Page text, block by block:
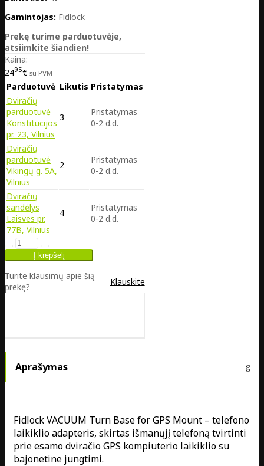
Gamintojas: Fidlock
Prekę turime parduotuvėje,
atsiimkite šiandien!
Kaina:
2495€ su PVM
Parduotuvė Likutis Pristatymas
Dviračių
parduotuvė
Konstitucijos
pr. 23, Vilnius
3
Pristatymas
0-2 d.d.
Dviračių
parduotuvė
Vikingų g. 5A,
Vilnius
2
Pristatymas
0-2 d.d.
Dviračių
sandėlys
Laisves pr.
77B, Vilnius
4
Pristatymas
0-2 d.d.
Turite klausimų apie šią
prekę?
Klauskite
Aprašymas
Fidlock VACUUM Turn Base for GPS Mount – telefono
laikiklio adapteris, skirtas išmanųjį telefoną tvirtinti
prie esamo dviračio GPS kompiuterio laikiklio su
bajonetine jungtimi.